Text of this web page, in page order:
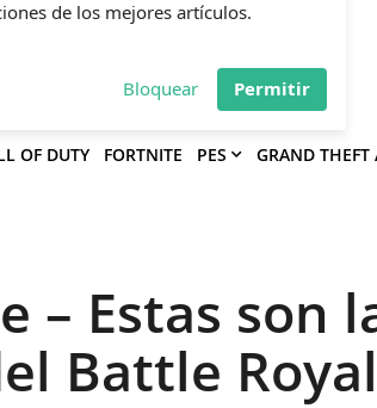
OF DUTY FORTNITE PES GRAND THEFT
– Estas son
Battle